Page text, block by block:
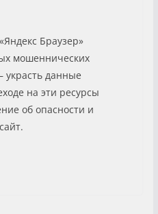
Браузер»
мошеннических
данные
на эти ресурсы
об опасности и